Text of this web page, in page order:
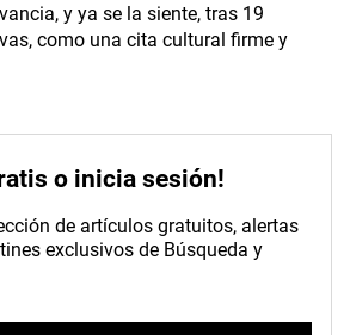
y ya se la siente, tras 19
como una cita cultural firme y
o inicia sesión!
de artículos gratuitos, alertas
exclusivos de Búsqueda y